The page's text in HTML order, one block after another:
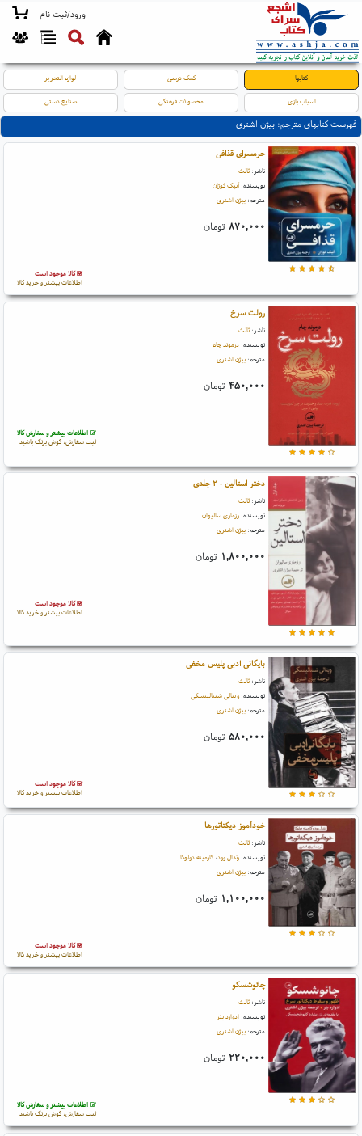
ورود/ثبت نام
کتابها کمک درسی لوازم التحریر
اسباب بازی محصولات فرهنگی صنایع دستی
فهرست کتابهای مترجم: بیژن اشتری
حرمسرای قذافی
ناشر: ثالث
نویسنده: آنیک کوژان
مترجم: بیژن اشتری
۸۷۰,۰۰۰ تومان
کالا موجود است
اطلاعات بیشتر و خرید کالا
رولت سرخ
ناشر: ثالث
نویسنده: دزموند چام
مترجم: بیژن اشتری
۴۵۰,۰۰۰ تومان
اطلاعات بیشتر و سفارش کالا
ثبت سفارش، گوش بزنگ باشید
دختر استالین - ۲ جلدی
ناشر: ثالث
نویسنده: رزماری سالیوان
مترجم: بیژن اشتری
۱,۸۰۰,۰۰۰ تومان
کالا موجود است
اطلاعات بیشتر و خرید کالا
بایگانی ادبی پلیس مخفی
ناشر: ثالث
نویسنده: ویتالی شنتالینسکی
مترجم: بیژن اشتری
۵۸۰,۰۰۰ تومان
کالا موجود است
اطلاعات بیشتر و خرید کالا
خودآموز دیکتاتورها
ناشر: ثالث
نویسنده: رندال وود، کارمینه دولوکا
مترجم: بیژن اشتری
۱,۱۰۰,۰۰۰ تومان
کالا موجود است
اطلاعات بیشتر و خرید کالا
چائوشسکو
ناشر: ثالث
نویسنده: ادوارد بئر
مترجم: بیژن اشتری
۲۲۰,۰۰۰ تومان
اطلاعات بیشتر و سفارش کالا
ثبت سفارش، گوش بزنگ باشید